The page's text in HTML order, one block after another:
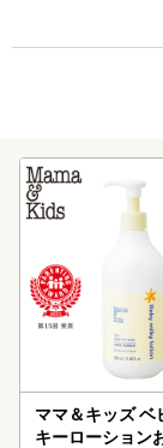
ママ＆キッズ ベ
キーローション